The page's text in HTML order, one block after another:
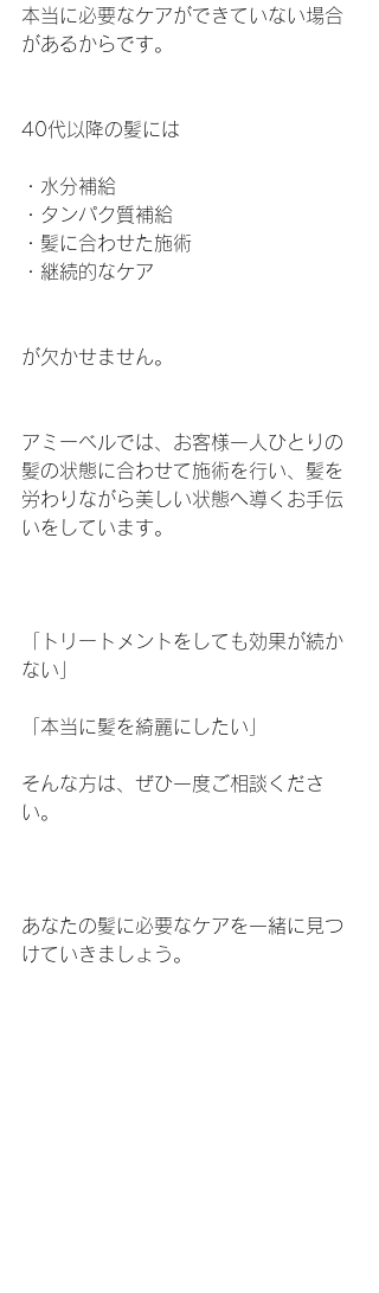
本当に必要なケアができていない場合
があるからです。
40代以降の髪には
・水分補給
・タンパク質補給
・髪に合わせた施術
・継続的なケア
が欠かせません。
アミーベルでは、お客様一人ひとりの
髪の状態に合わせて施術を行い、髪を
労わりながら美しい状態へ導くお手伝
いをしています。
「トリートメントをしても効果が続か
ない」
「本当に髪を綺麗にしたい」
そんな方は、ぜひ一度ご相談くださ
い。
あなたの髪に必要なケアを一緒に見つ
けていきましょう。